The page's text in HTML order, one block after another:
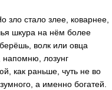
зло стало злее, коварнее,
шкура на нём более
волк или овца
напомню, лозунг
как раньше, чуть не во
а именно богатей.